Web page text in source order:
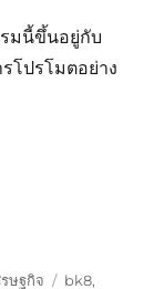
รมนี้ขึ้นอยู่กับ
โปรโมตอย่าง
ษฐกิจ
ป้าย
bk8,